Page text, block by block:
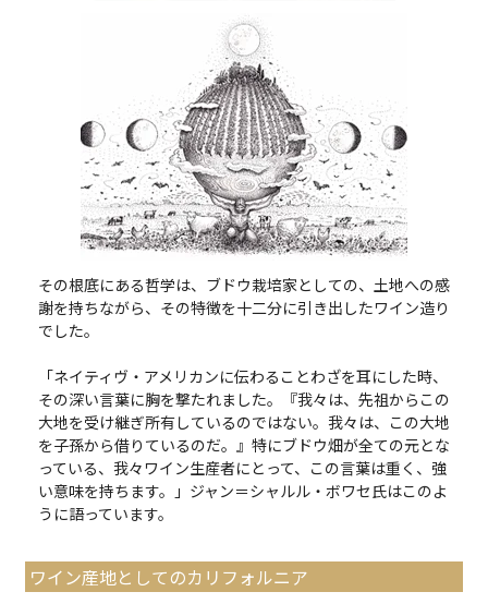
その根底にある哲学は、ブドウ栽培家としての、土地への感
謝を持ちながら、その特徴を十二分に引き出したワイン造り
でした。
「ネイティヴ・アメリカンに伝わることわざを耳にした時、
その深い言葉に胸を撃たれました。『我々は、先祖からこの
大地を受け継ぎ所有しているのではない。我々は、この大地
を子孫から借りているのだ。』特にブドウ畑が全ての元とな
っている、我々ワイン生産者にとって、この言葉は重く、強
い意味を持ちます。」ジャン＝シャルル・ボワセ氏はこのよ
うに語っています。
ワイン産地としてのカリフォルニア